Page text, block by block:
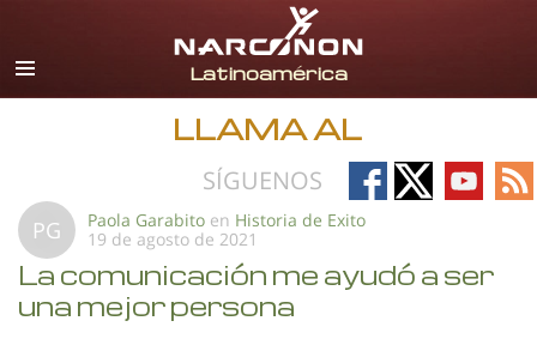
Español
Todas las Regiones/Idiomas
LLAMA AL
SÍGUENOS
Follow
on
Follow
on
Follow
on
on
PG Paola Garabito en Historia de Exito
19 de agosto de 2021
La comunicación me ayudó a ser
una mejor persona